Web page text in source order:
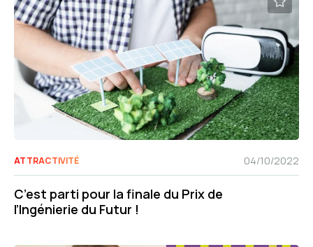
ATTRACTIVITÉ 04/10/2022
C’est parti pour la finale du Prix de
l’Ingénierie du Futur !